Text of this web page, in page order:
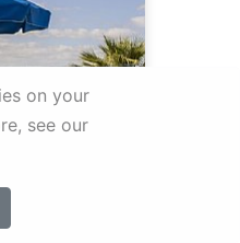
on your
see our